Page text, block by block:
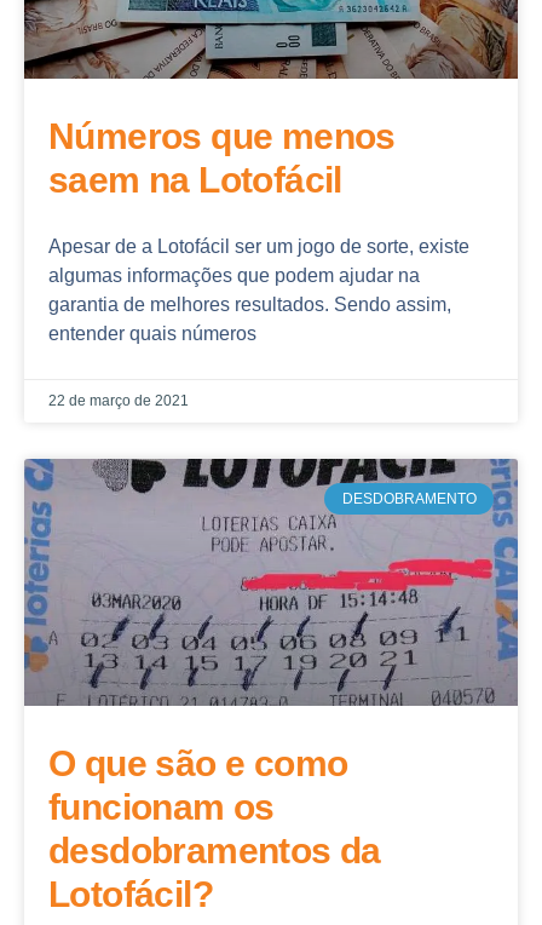
Números que menos
saem na Lotofácil
Apesar de a Lotofácil ser um jogo de sorte, existe
algumas informações que podem ajudar na
garantia de melhores resultados. Sendo assim,
entender quais números
22 de março de 2021
DESDOBRAMENTO
O que são e como
funcionam os
desdobramentos da
Lotofácil?